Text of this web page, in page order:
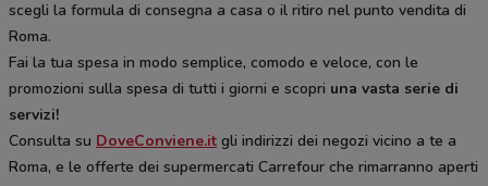
scegli la formula di consegna a casa o il ritiro nel punto vendita di
Roma.
Fai la tua spesa in modo semplice, comodo e veloce, con le
promozioni sulla spesa di tutti i giorni e scopri una vasta serie di
servizi!
Consulta su DoveConviene.it gli indirizzi dei negozi vicino a te a
Roma, e le offerte dei supermercati Carrefour che rimarranno aperti